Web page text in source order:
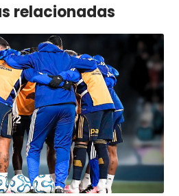
relacionadas